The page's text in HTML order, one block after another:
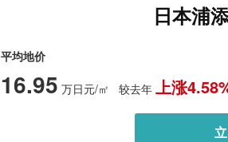
日本浦
平均地价
16.95 万日元/㎡ 较去年 上涨